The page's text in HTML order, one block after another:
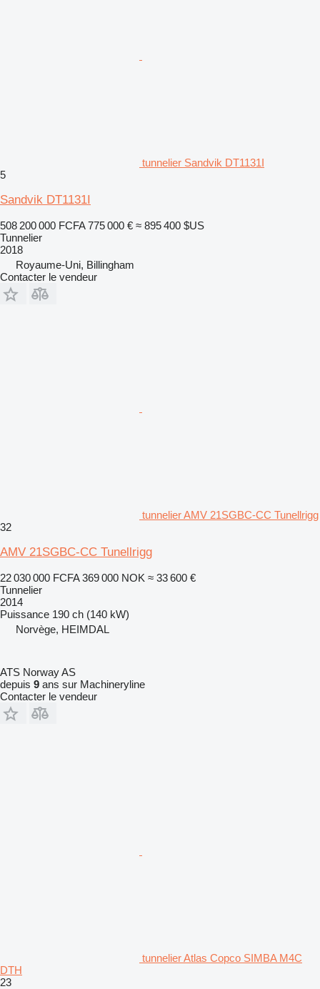
tunnelier Sandvik DT1131I
5
Sandvik DT1131I
508 200 000 FCFA 775 000 € ≈ 895 400 $US
Tunnelier
2018
Royaume-Uni, Billingham
Contacter le vendeur
tunnelier AMV 21SGBC-CC Tunellrigg
32
AMV 21SGBC-CC Tunellrigg
22 030 000 FCFA 369 000 NOK ≈ 33 600 €
Tunnelier
2014
Puissance 190 ch (140 kW)
Norvège, HEIMDAL
ATS Norway AS
depuis 9 ans sur Machineryline
Contacter le vendeur
tunnelier Atlas Copco SIMBA M4C
DTH
23